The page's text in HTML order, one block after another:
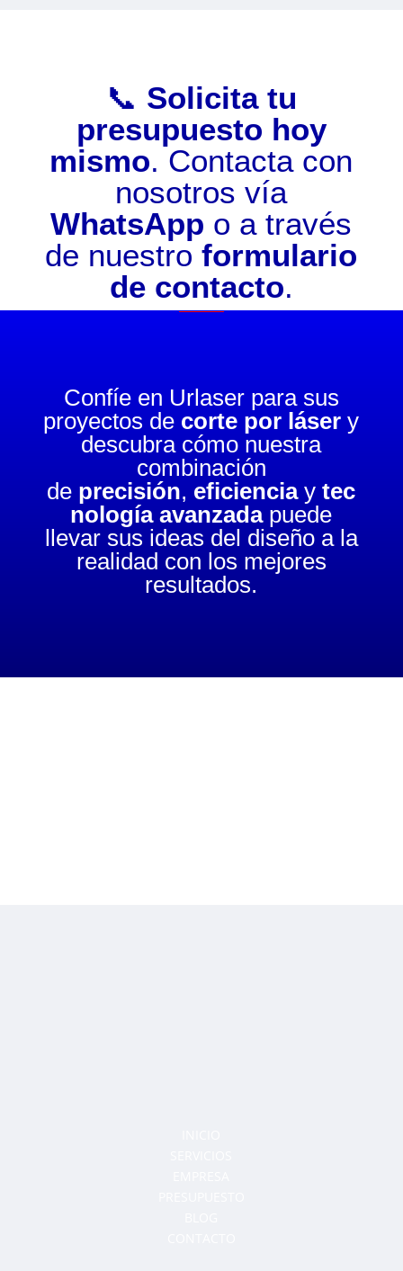
📞 Solicita tu
presupuesto hoy
mismo. Contacta con
nosotros vía
WhatsApp o a través
de nuestroformulario
de contacto.
Confíe en Urlaser para sus
proyectos de corte por láser y
descubra cómo nuestra
combinación
de precisión, eficienciaytec
nología avanzadapuede
llevar sus ideas del diseño a la
realidad con los mejores
resultados.